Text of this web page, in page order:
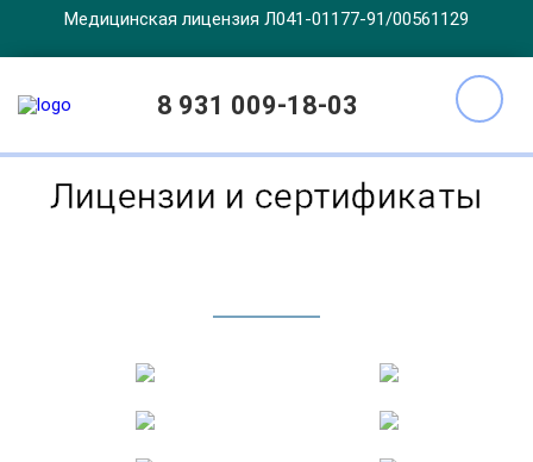
Медицинская лицензия Л041-01177-91/00561129
8 931 009-18-03
Главная Лицензии
Лицензии и сертификаты